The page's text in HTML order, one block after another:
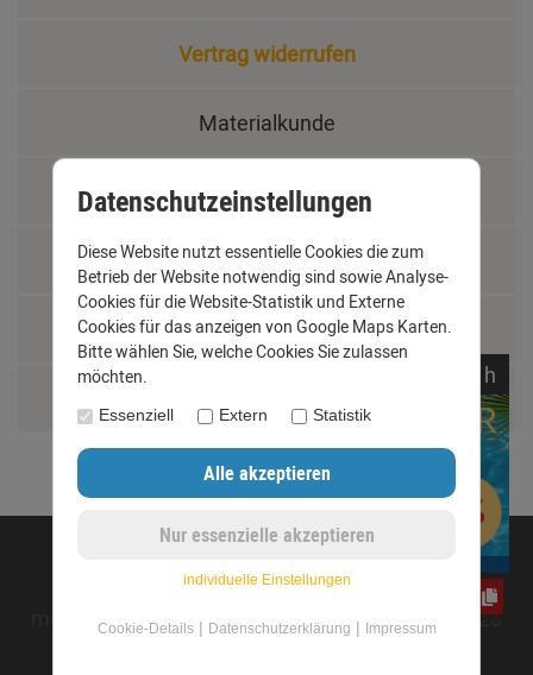
Vertrag widerrufen
Materialkunde
Fachbegriffe
Jobs
Montage und Installationshilfen
©opyright 2020 - www.dachrinnen-shop.de
h
ified eCommerce Shopsoftware © 2009-2026
Datenschutzeinstellungen
Diese Website nutzt essentielle Cookies die zum
Betrieb der Website notwendig sind sowie Analyse-
Cookies für die Website-Statistik und Externe
Cookies für das anzeigen von Google Maps Karten.
Bitte wählen Sie, welche Cookies Sie zulassen
möchten.
Essenziell Extern Statistik
individuelle Einstellungen
Cookie-Details| Datenschutzerklärung | Impressum